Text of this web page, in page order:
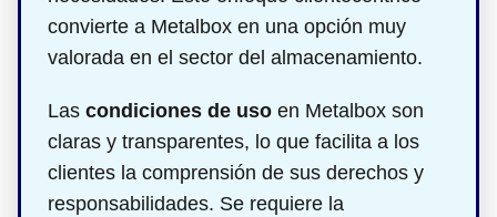
convierte a Metalbox en una opción muy
valorada en el sector del almacenamiento.
Las condiciones de uso en Metalbox son
claras y transparentes, lo que facilita a los
clientes la comprensión de sus derechos y
responsabilidades. Se requiere la